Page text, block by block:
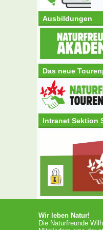
Ausbildungen
Das neue
Intranet Sektion
Wir leben Natur!
Die Naturfreunde